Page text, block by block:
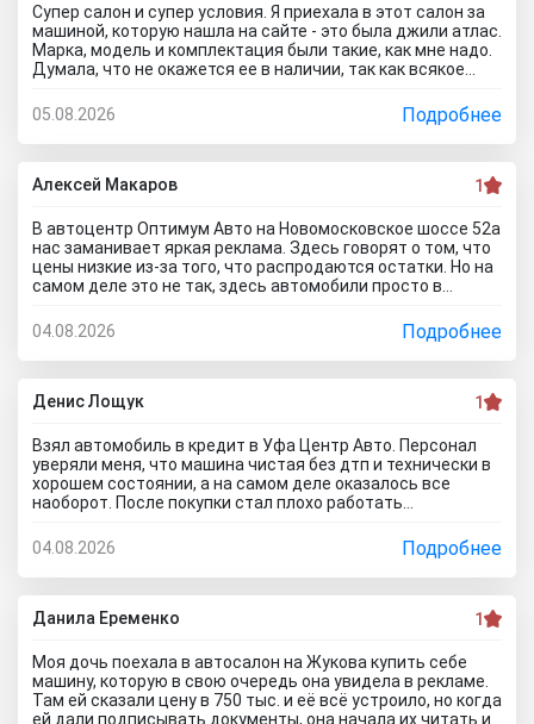
Супер салон и супер условия. Я приехала в этот салон за
машиной, которую нашла на сайте - это была джили атлас.
Марка, модель и комплектация были такие, как мне надо.
Думала, что не окажется ее в наличии, так как всякое
отделах работают на ура. Все мне быстро оформили. И,
кстати, я приехала в утренние часы и мне сделали ещё
скидку дополнительную) Очень приятный бонус от
автоцентра Тула)
05.08.2026 Подробнее
Алексей Макаров 1
В автоцентр Оптимум Авто на Новомосковское шоссе 52а
нас заманивает яркая реклама. Здесь говорят о том, что
цены низкие из-за того, что распродаются остатки. Но на
самом деле это не так, здесь автомобили просто в
спасут его. Только на ремонт будет уходить очень много
денег, проше сразу нормальное авто найти и купить, чем
с их драндулетами мучиться. Врут и про цены, они не
ниже рыночных нифига, просто это шайка перекупов...я
дом про автосалон Оптимум Авто отзывы почитал,
04.08.2026 Подробнее
Денис Лощук 1
Взял автомобиль в кредит в Уфа Центр Авто. Персонал
уверяли меня, что машина чистая без дтп и технически в
хорошем состоянии, а на самом деле оказалось все
наоборот. После покупки стал плохо работать
аккумулятор. Пришлось менять на новый. Через две
недели начала глохнуть, с трудом ее завел. Повез
обратно в автосалон. Пытался сделать обмен но мне
отказали, а ремонт предложили за мой счёт.... Вот как на
самом деле работают эти аферисты с улицы маршала
Авто.. глядишь и не поехал бы к ним.
04.08.2026 Подробнее
Данила Еременко 1
Моя дочь поехала в автосалон на Жукова купить себе
машину, которую в свою очередь она увидела в рекламе.
Там ей сказали цену в 750 тыс. и её всё устроило, но когда
ей дали подписывать документы, она начала их читать и